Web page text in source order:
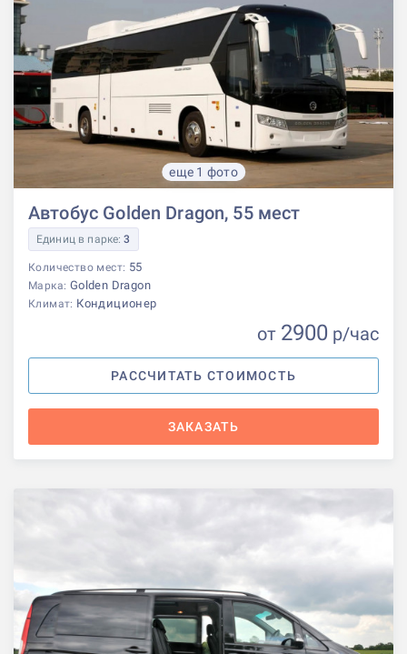
еще 1 фото
Автобус Golden Dragon, 55 мест
Единиц в парке:3
Количество мест: 55
Марка: Golden Dragon
Климат: Кондиционер
от 2900 р/час
РАССЧИТАТЬ СТОИМОСТЬ
ЗАКАЗАТЬ